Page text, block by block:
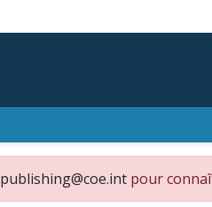
publishing@coe.int pour